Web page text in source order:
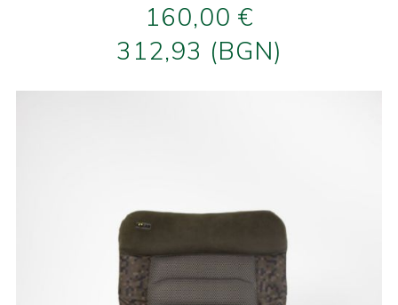
160,00 €
312,93 (BGN)